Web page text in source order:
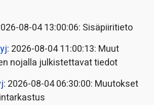
08-04 13:00:06: Sisäpiiritieto
: 2026-08-04 11:00:13: Muut
nojalla julkistettavat tiedot
: 2026-08-04 06:30:00: Muutokset